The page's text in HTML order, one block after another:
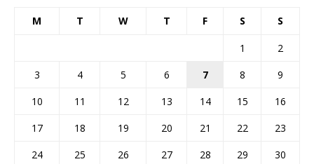
M T W T F S S
1
2
3
4 5 6 7 8
9
10
11 12 13 14 15
16
17
18 19 20 21 22
23
24
25 26 27 28 29
30